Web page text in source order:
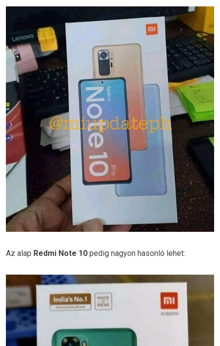
Az alap Redmi Note 10 pedig nagyon hasonló lehet: